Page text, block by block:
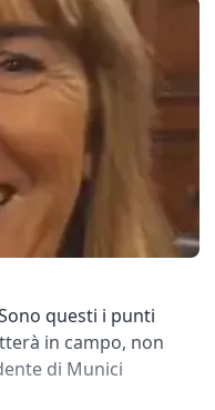
questi i punti
in campo, non
di Munici